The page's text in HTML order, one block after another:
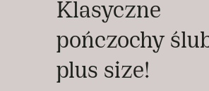
Klasyczne
pończochy
plus size!